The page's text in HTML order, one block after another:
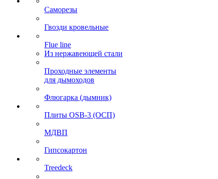
Саморезы
Гвозди кровельные
Flue line
Из нержавеющей стали
Проходные элементы
для дымоходов
Флюгарка (дымник)
Плиты OSB-3 (ОСП)
МДВП
Гипсокартон
Treedeck